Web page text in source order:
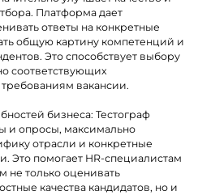
Платформа дает
ответы на конкретные
общую картину компетенций и
Это способствует выбору
соответствующих
вакансии.
бизнеса: Тестограф
и опросы, максимально
отрасли и конкретные
Это помогает HR-специалистам
только оценивать
качества кандидатов, но и